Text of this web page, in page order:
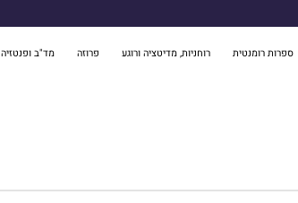
ספרות רומנטית רוחניות, מדיטציה ורוגע פרוזה מד"ב ופנטזיה